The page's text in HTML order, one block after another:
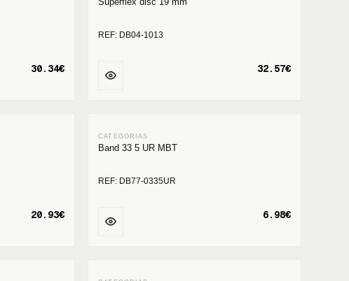
30.34€
REF: DB04-1013
32.57€
20.93€
Band 33 5 UR MBT
REF: DB77-0335UR
6.98€